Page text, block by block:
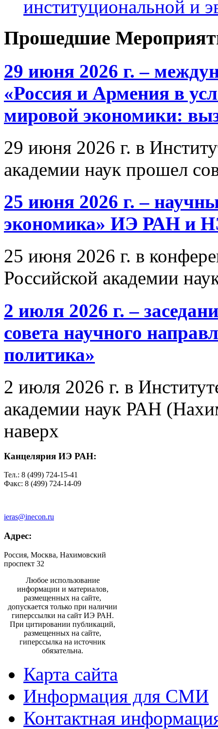
институциональной и
Прошедшие
29 июня 2026 г. –
«Россия и Армения в
мировой экономики:
29 июня 2026 г. в
академии наук прошел
25 июня 2026 г. –
экономика» ИЭ РАН и
25 июня 2026 г. в
Российской академии
2 июля 2026 г. –
совета научного
политика»
2 июля 2026 г. в
академии наук РАН
наверх
Канцелярия ИЭ РАН:
Тел.: 8 (499) 724-15-41
Факс: 8 (499) 724-14-09
ieras@inecon.ru
Адрес:
Россия, Москва, Нахимовский
проспект 32
Любое использование
информации и материалов,
размещенных на сайте,
допускается только при наличии
гиперссылки на сайт ИЭ РАН.
При цитировании публикаций,
размещенных на сайте,
гиперссылка на источник
обязательна.
Карта сайта
Информация для СМИ
Контактная